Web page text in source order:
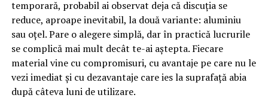
temporară, probabil ai observat deja că discuția se
reduce, aproape inevitabil, la două variante: aluminiu
sau oțel. Pare o alegere simplă, dar în practică lucrurile
se complică mai mult decât te-ai aștepta. Fiecare
material vine cu compromisuri, cu avantaje pe care nu le
vezi imediat și cu dezavantaje care ies la suprafață abia
după câteva luni de utilizare.